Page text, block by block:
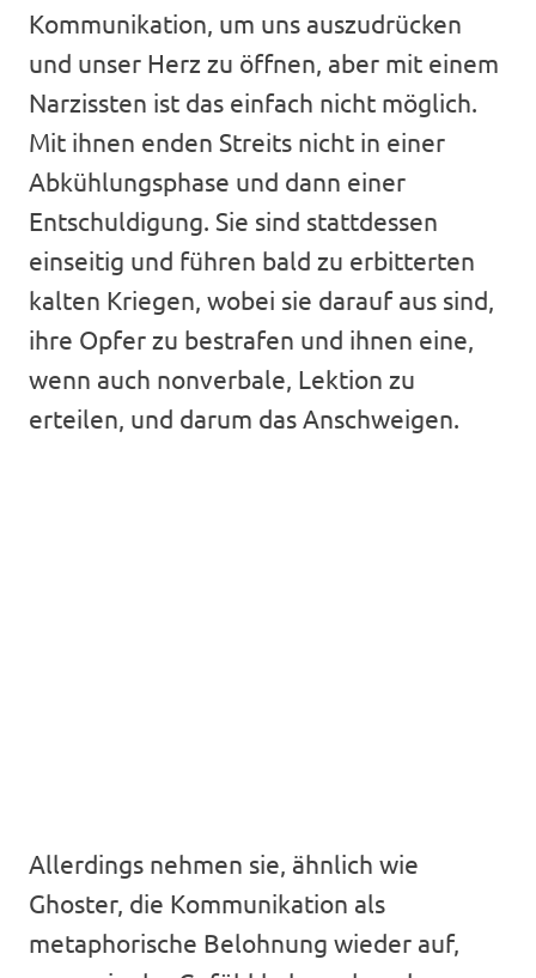
Kommunikation, um uns auszudrücken
und unser Herz zu öffnen, aber mit einem
Narzissten ist das einfach nicht möglich.
Mit ihnen enden Streits nicht in einer
Abkühlungsphase und dann einer
Entschuldigung. Sie sind stattdessen
einseitig und führen bald zu erbitterten
kalten Kriegen, wobei sie darauf aus sind,
ihre Opfer zu bestrafen und ihnen eine,
wenn auch nonverbale, Lektion zu
erteilen, und darum das Anschweigen.
Allerdings nehmen sie, ähnlich wie
Ghoster, die Kommunikation als
metaphorische Belohnung wieder auf,